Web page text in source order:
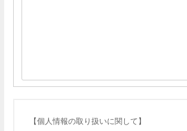
【個人情報の取り扱いに関して】